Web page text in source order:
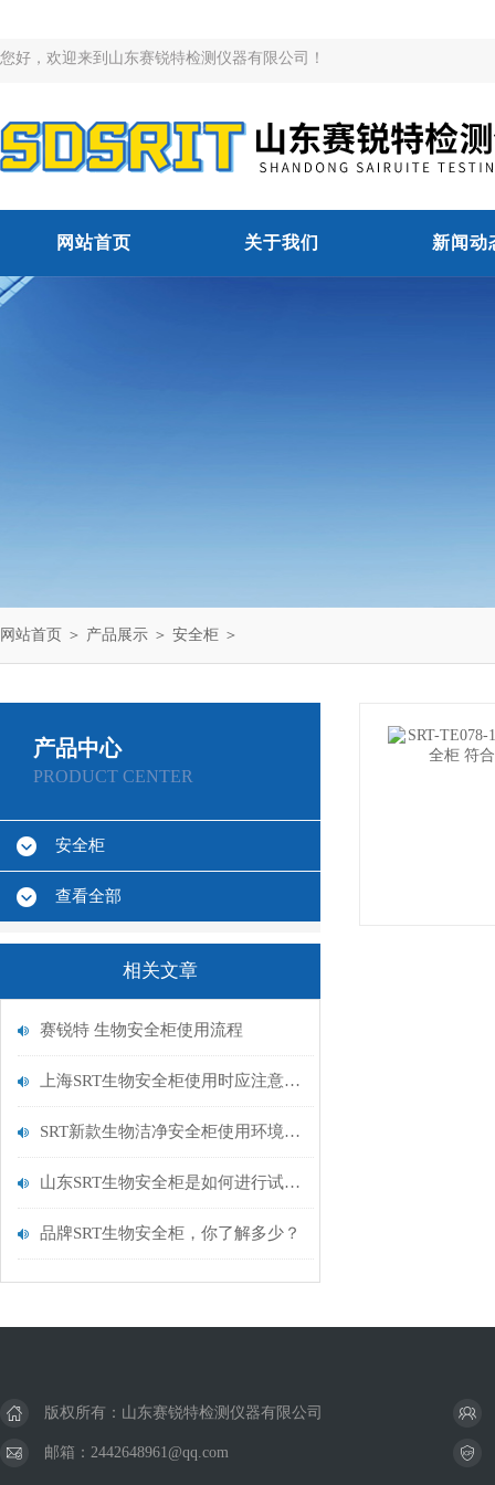
您好，欢迎来到山东赛锐特检测仪器有限公司！
网站首页 关于我们 新闻动
网站首页 ＞ 产品展示 ＞ 安全柜 ＞
产品中心
PRODUCT CENTER
安全柜
查看全部
相关文章
赛锐特 生物安全柜使用流程
上海SRT生物安全柜使用时应注意哪些方面？
SRT新款生物洁净安全柜使用环境有什么要求？
山东SRT生物安全柜是如何进行试验？
品牌SRT生物安全柜，你了解多少？
版权所有：山东赛锐特检测仪器有限公司
邮箱：2442648961@qq.com